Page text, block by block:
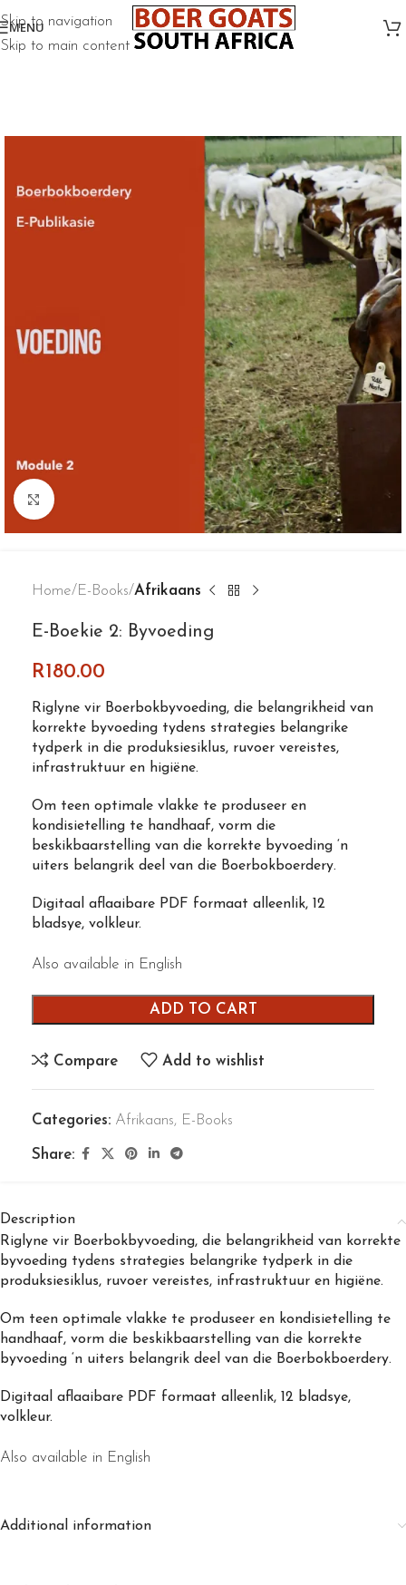
Skip to navigation
Skip to main content
MENU
Click to enlarge
Home E-Books Afrikaans
E-Boekie 2: Byvoeding
R180.00
Riglyne vir Boerbokbyvoeding, die belangrikheid van
korrekte byvoeding tydens strategies belangrike
tydperk in die produksiesiklus, ruvoer vereistes,
infrastruktuur en higiëne.
Om teen optimale vlakke te produseer en
kondisietelling te handhaaf, vorm die
beskikbaarstelling van die korrekte byvoeding ‘n
uiters belangrik deel van die Boerbokboerdery.
Digitaal aflaaibare PDF formaat alleenlik, 12
bladsye, volkleur.
Also available in English
ADD TO CART
Compare Add to wishlist
Categories: Afrikaans, E-Books
Share:
Description
Riglyne vir Boerbokbyvoeding, die belangrikheid van korrekte
byvoeding tydens strategies belangrike tydperk in die
produksiesiklus, ruvoer vereistes, infrastruktuur en higiëne.
Om teen optimale vlakke te produseer en kondisietelling te
handhaaf, vorm die beskikbaarstelling van die korrekte
byvoeding ‘n uiters belangrik deel van die Boerbokboerdery.
Digitaal aflaaibare PDF formaat alleenlik, 12 bladsye,
volkleur.
Also available in English
Additional information